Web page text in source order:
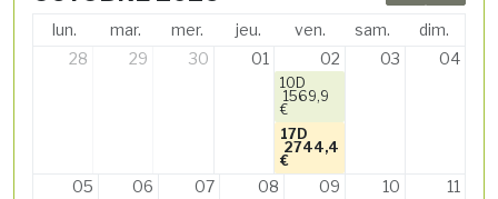
Previous
Next
lun. mar. mer. jeu. ven. sam.
dim.
28
29 30 01 02
10D
1569,9
€
17D
2744,4
€
03 04
05 06 07 08 09 10 11